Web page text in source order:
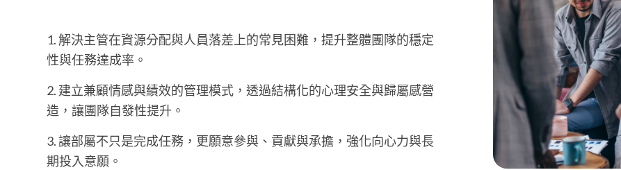
1. 解決主管在資源分配與人員落差上的常見困難，提升整體團隊的穩定
性與任務達成率。
2. 建立兼顧情感與績效的管理模式，透過結構化的心理安全與歸屬感營
造，讓團隊自發性提升。
3. 讓部屬不只是完成任務，更願意參與、貢獻與承擔，強化向心力與長
期投入意願。